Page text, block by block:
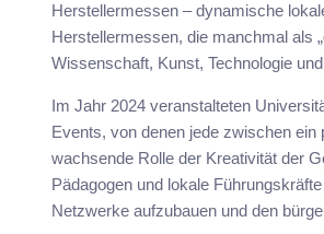
Herstellermessen – dynamische
Herstellermessen, die manchmal als
Wissenschaft, Kunst, Technologie
Im Jahr 2024 veranstalteten
Events, von denen jede zwischen
wachsende Rolle der Kreativität der
Pädagogen und lokale
Netzwerke aufzubauen und den